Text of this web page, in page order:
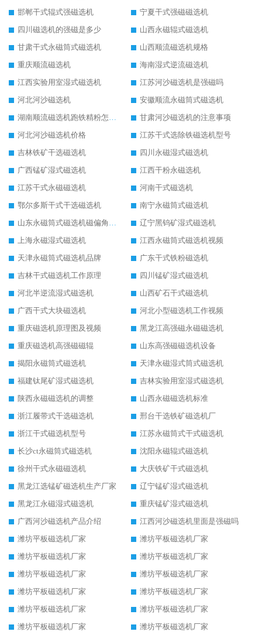
邯郸干式辊式强磁选机
宁夏干式强磁磁选机
四川磁选机的强磁是多少
山西永磁辊式磁选机
甘肃干式永磁筒式磁选机
山西顺流磁选机规格
重庆顺流磁选机
海南湿式逆流磁选机
江西实验用室湿式磁选机
江苏河沙磁选机是强磁吗
河北河沙磁选机
安徽顺流永磁筒式磁选机
湖南顺流磁选机跑铁精粉怎么处理
甘肃河沙磁选机的注意事项
河北河沙磁选机价格
江苏干式选除铁磁选机型号
吉林铁矿干选磁选机
四川永磁湿式磁选机
广西锰矿湿式磁选机
江西干粉永磁选机
江苏干式永磁磁选机
河南干式磁选机
鄂尔多斯干式干选磁选机
南宁永磁筒式磁选机
山东永磁筒式磁选机磁偏角怎么调整
辽宁黑钨矿湿式磁选机
上海永磁湿式磁选机
江西永磁筒式磁选机视频
天津永磁筒式磁选机品牌
广东干式铁粉磁选机
吉林干式磁选机工作原理
四川锰矿湿式磁选机
河北半逆流湿式磁选机
山西矿石干式磁选机
广西干式大块磁选机
河北小型磁选机工作视频
重庆磁选机原理图及视频
黑龙江高强磁永磁磁选机
重庆磁选机高强磁磁辊
山东高强磁磁选机设备
揭阳永磁筒式磁选机
天津永磁湿式筒式磁选机
福建钛尾矿湿式磁选机
吉林实验用室湿式磁选机
陕西永磁磁选机的调整
山西永磁磁选机标准
浙江履带式干选磁选机
邢台干选铁矿磁选机厂
浙江干式磁选机型号
江苏永磁筒式干式磁选机
长沙ct永磁筒式磁选机
沈阳永磁辊式磁选机
徐州干式永磁磁选机
大庆铁矿干式磁选机
黑龙江选锰矿磁选机生产厂家
辽宁锰矿湿式磁选机
黑龙江永磁湿式磁选机
重庆锰矿湿式磁选机
广西河沙磁选机产品介绍
江西河沙磁选机里面是强磁吗
潍坊平板磁选机厂家
潍坊平板磁选机厂家
潍坊平板磁选机厂家
潍坊平板磁选机厂家
潍坊平板磁选机厂家
潍坊平板磁选机厂家
潍坊平板磁选机厂家
潍坊平板磁选机厂家
潍坊平板磁选机厂家
潍坊平板磁选机厂家
潍坊平板磁选机厂家
潍坊平板磁选机厂家